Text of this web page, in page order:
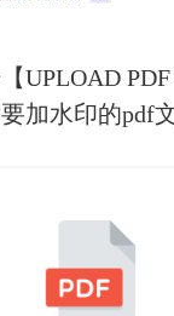
UPLOAD
加水印的pdf文